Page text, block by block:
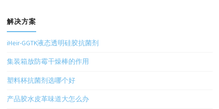
解决方案
iHeir-GGTK液态透明硅胶抗菌剂
集装箱放防霉干燥棒的作用
塑料杯抗菌剂选哪个好
产品胶水皮革味道大怎么办